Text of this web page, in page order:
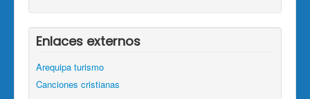
Enlaces externos
Arequipa turismo
Canciones cristianas